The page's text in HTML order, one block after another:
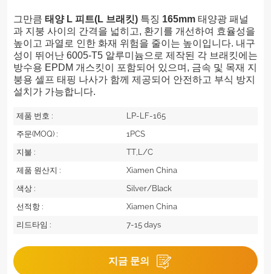
그만큼 태양 L 피트(L 브래킷) 특징 165mm 태양광 패널
과 지붕 사이의 간격을 넓히고, 환기를 개선하여 효율성을
높이고 과열로 인한 화재 위험을 줄이는 높이입니다. 내구
성이 뛰어난 6005-T5 알루미늄으로 제작된 각 브래킷에는
방수용 EPDM 개스킷이 포함되어 있으며, 금속 및 목재 지
붕용 셀프 태핑 나사가 함께 제공되어 안전하고 부식 방지
설치가 가능합니다.
제품 번호 :
LP-LF-165
주문(MOQ) :
1PCS
지불 :
TT,L/C
제품 원산지 :
Xiamen China
색상 :
Silver/Black
선적항 :
Xiamen China
리드타임 :
7-15 days
지금 문의